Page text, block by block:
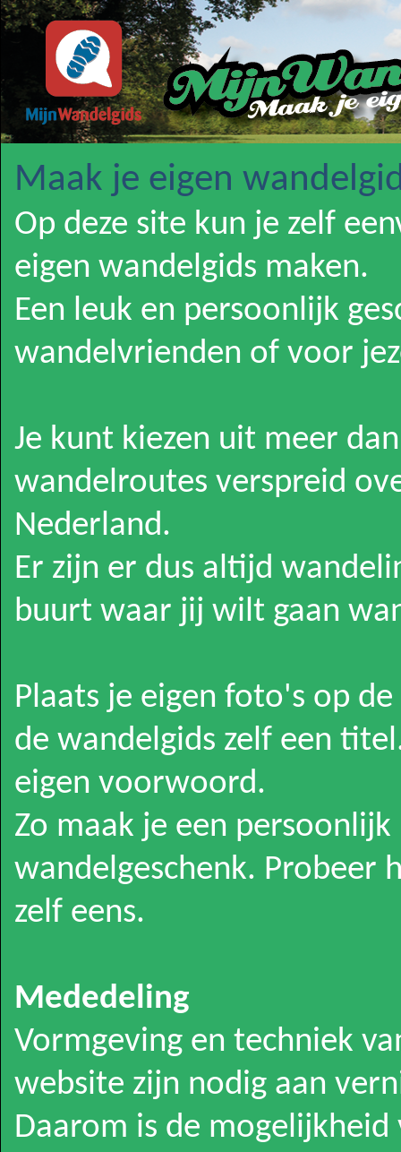
Maak je eigen
Op deze site kun je zelf
eigen wandelgids maken.
Een leuk en persoonlijk
wandelvrienden of voor
Je kunt kiezen uit meer
wandelroutes verspreid
Nederland.
Er zijn er dus altijd
buurt waar jij wilt gaan
Plaats je eigen foto's op
de wandelgids zelf een
eigen voorwoord.
Zo maak je een persoonlijk
wandelgeschenk. Probeer
zelf eens.
Mededeling
Vormgeving en techniek
website zijn nodig aan
Daarom is de